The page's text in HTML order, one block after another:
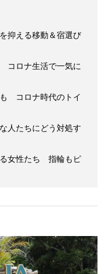
抑える移動＆宿選び
コロナ生活で一気に
も コロナ時代のトイ
人たちにどう対処す
る女性たち 指輪もピ